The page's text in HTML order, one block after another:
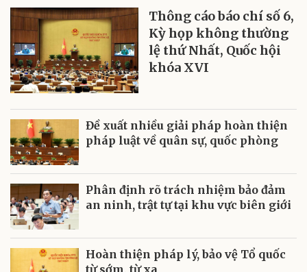
Thông cáo báo chí số 6,
Kỳ họp không thường
lệ thứ Nhất, Quốc hội
khóa XVI
Đề xuất nhiều giải pháp hoàn thiện
pháp luật về quân sự, quốc phòng
Phân định rõ trách nhiệm bảo đảm
an ninh, trật tự tại khu vực biên giới
Hoàn thiện pháp lý, bảo vệ Tổ quốc
từ sớm, từ xa